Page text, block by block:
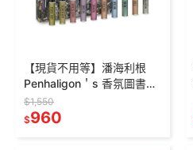
【現貨不用等】潘海利根
Penhaligon＇s 香氛圖書館
獸首圖書館 淑女香水禮盒
紳士香水禮盒 香水組 送禮
$1,550
$960